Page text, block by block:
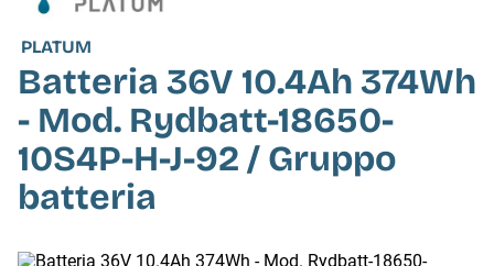
PLATUM
Batteria 36V 10.4Ah 374Wh
- Mod. Rydbatt-18650-
10S4P-H-J-92 / Gruppo
batteria